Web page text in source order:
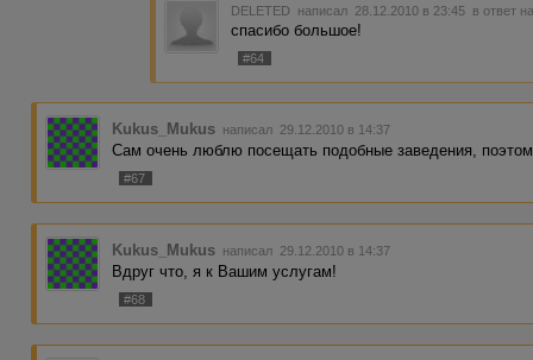
DELETED написал 28.12.2010 в 23:45 в ответ
спасибо большое!
#64
Kukus_Mukus написал 29.12.2010 в 14:37
Сам очень люблю посещать подобные заведения,
#67
Kukus_Mukus написал 29.12.2010 в 14:37
Вдруг что, я к Вашим услугам!
#68